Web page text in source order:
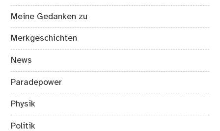
Meine Gedanken zu
Merkgeschichten
News
Paradepower
Physik
Politik